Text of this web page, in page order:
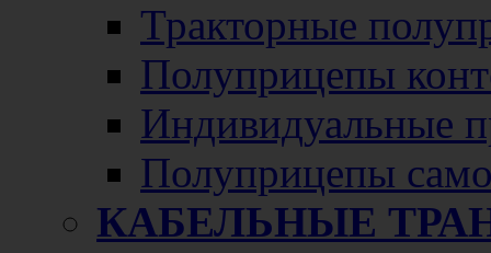
Тракторные
Полуприцепы
Индивидуальные
Полуприцепы
КАБЕЛЬНЫЕ